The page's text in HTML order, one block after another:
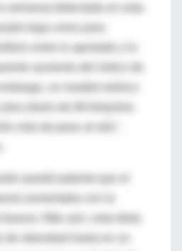
baja como para
entre lo aportado y lo
aumento del índice de
un modelo teórico
de obesidad hasta en un